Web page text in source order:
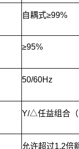
自耦式≥99%
≥95%
50/60Hz
Y/△任益组合
允许超过1.2倍